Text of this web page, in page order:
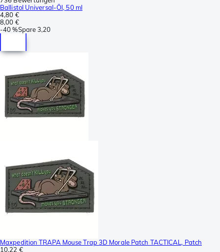
Ballistol Universal-Öl, 50 ml
4,80 €
8,00 €
-40 %Spare3,20
Maxpedition TRAPA Mouse Trap 3D Morale Patch TACTICAL, Patch
10,22 €